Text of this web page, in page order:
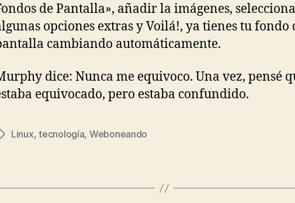
de Pantalla», añadir la imágenes,
opciones extras y Voilá!, ya tienes tu fondo
cambiando automáticamente.
dice: Nunca me equivoco. Una vez, pensé
equivocado, pero estaba confundido.
Linux,tecnología, Weboneando